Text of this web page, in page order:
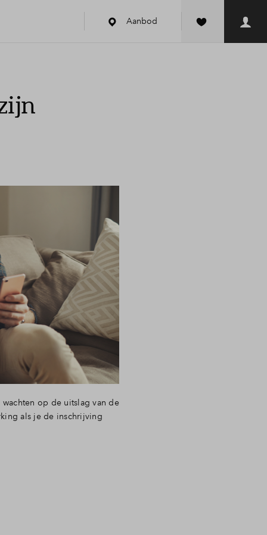
Aanbod
op de uitslag van de
als je de inschrijving